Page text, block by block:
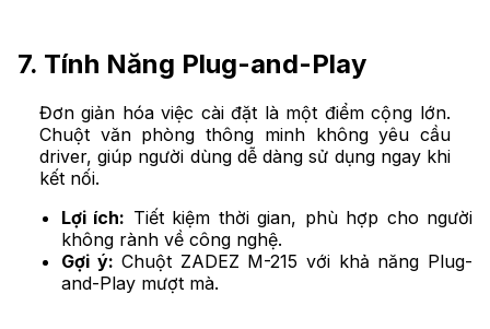
7. Tính Năng Plug-and-Play
Đơn giản hóa việc cài đặt là một điểm cộng lớn.
Chuột văn phòng thông minh không yêu cầu
driver, giúp người dùng dễ dàng sử dụng ngay khi
kết nối.
Lợi ích: Tiết kiệm thời gian, phù hợp cho người
không rành về công nghệ.
Gợi ý: Chuột ZADEZ M-215 với khả năng Plug-
and-Play mượt mà.